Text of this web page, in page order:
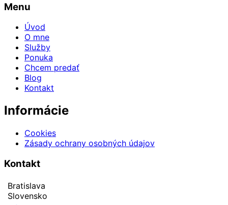
Menu
Úvod
O mne
Služby
Ponuka
Chcem predať
Blog
Kontakt
Informácie
Cookies
Zásady ochrany osobných údajov
Kontakt
Bratislava
Slovensko